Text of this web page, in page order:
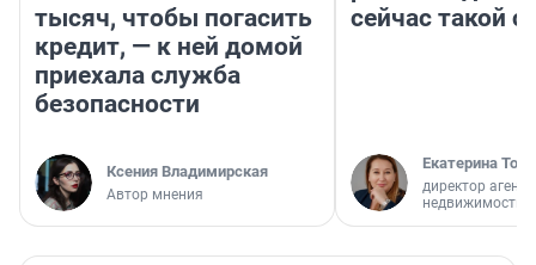
тысяч, чтобы погасить
кредит, — к ней домой
приехала служба
безопасности
Ксения Владимирская
Автор мнения
сейчас такой
Екатерина
директор
недвижимости